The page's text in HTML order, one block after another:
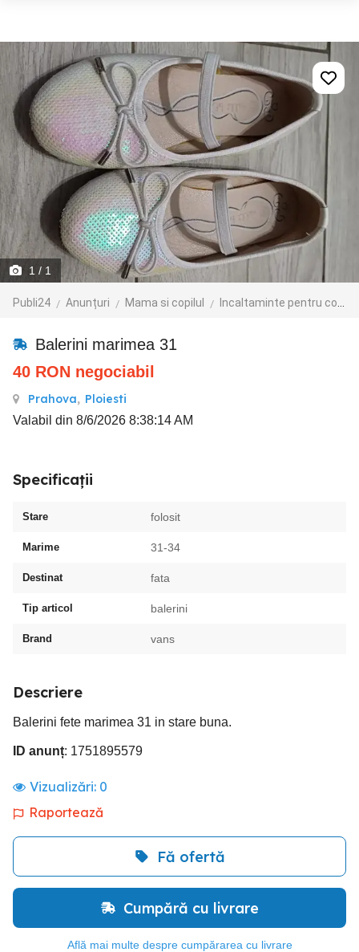
1 / 1
Publi24 Anunțuri Mama si copilul Incaltaminte pentru copii
Balerini marimea 31
40 RON negociabil
Prahova, Ploiesti
Valabil din 8/6/2026 8:38:14 AM
Specificații
Stare folosit
Marime 31-34
Destinat fata
Tip articol balerini
Brand vans
Descriere
Balerini fete marimea 31 in stare buna.
ID anunț: 1751895579
Vizualizări: 0
Raportează
Fă ofertă
Cumpără cu livrare
Află mai multe despre cumpărarea cu livrare